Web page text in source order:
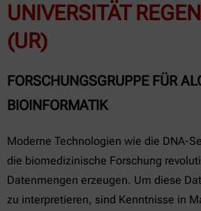
UNIVERSITÄT
(UR)
FORSCHUNGSGRUPPE FÜR
BIOINFORMATIK
Moderne Technologien wie die DNA-
die biomedizinische Forschung
Datenmengen erzeugen. Um diese
zu interpretieren, sind Kenntnisse in